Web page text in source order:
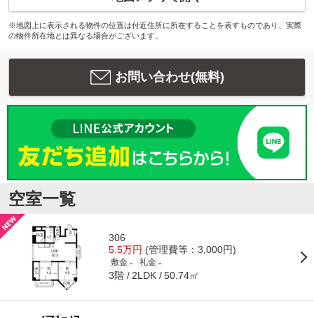
※地図上に表示される物件の位置は付近住所に所在することを表すものであり、実際
の物件所在地とは異なる場合がございます。
お問い合わせ(無料)
空室一覧
306
5.5万円 (管理費等：3,000円)
敷金 - 礼金 -
3階 2LDK 50.74㎡